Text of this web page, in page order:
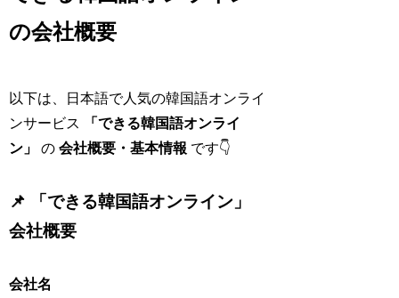
の会社概要
以下は、日本語で人気の韓国語オンライ
ンサービス
「できる韓国語オンライ
ン」
の会社概要・基本情報 です👇
📌 「できる韓国語オンライン」
会社概要
会社名